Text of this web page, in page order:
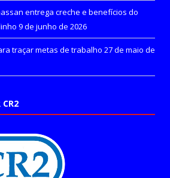
entrega creche e benefícios do
9 de junho de 2026
traçar metas de trabalho 27 de maio de
CR2